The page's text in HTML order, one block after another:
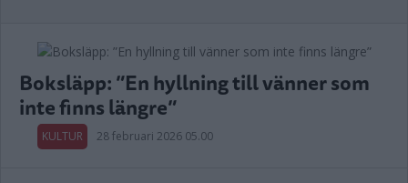
Boksläpp: ”En hyllning till vänner som
inte finns längre”
KULTUR 28 februari 2026 05.00